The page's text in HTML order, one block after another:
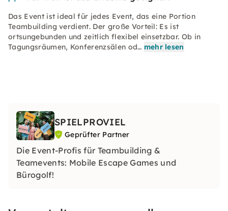
Das Event ist ideal für jedes Event, das eine Portion
Teambuilding verdient. Der große Vorteil: Es ist
ortsungebunden und zeitlich flexibel einsetzbar. Ob in
Tagungsräumen, Konferenzsälen od… mehr lesen
SPIELPROVIEL
Geprüfter Partner
Die Event-Profis für Teambuilding &
Teamevents: Mobile Escape Games und
Bürogolf!